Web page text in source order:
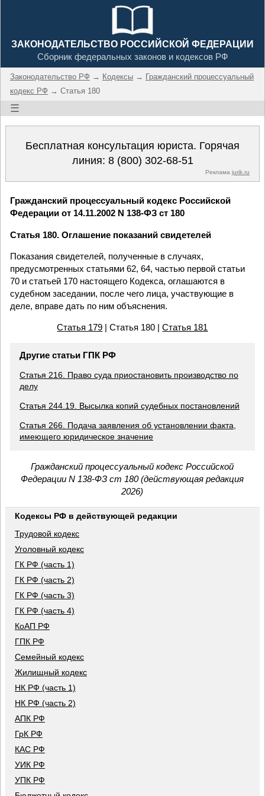
ЗАКОНОДАТЕЛЬСТВО РОССИЙСКОЙ ФЕДЕРАЦИИ
Сборник федеральных законов и кодексов РФ
Законодательство РФ → Кодексы → Гражданский процессуальный
кодекс РФ → Статья 180
☰
Бесплатная консультация юриста. Горячая
линия: 8 (800) 302-68-51
Реклама jurik.ru
Гражданский процессуальный кодекс Российской
Федерации от 14.11.2002 N 138-ФЗ ст 180
Статья 180. Оглашение показаний свидетелей
Показания свидетелей, полученные в случаях,
предусмотренных статьями 62, 64, частью первой статьи
70 и статьей 170 настоящего Кодекса, оглашаются в
судебном заседании, после чего лица, участвующие в
деле, вправе дать по ним объяснения.
Статья 179 | Статья 180 |Статья 181
Другие статьи ГПК РФ
Статья 216. Право суда приостановить производство по
делу
Статья 244.19. Высылка копий судебных постановлений
Статья 266. Подача заявления об установлении факта,
имеющего юридическое значение
Гражданский процессуальный кодекс Российской
Федерации N 138-ФЗ ст 180 (действующая редакция
2026)
Кодексы РФ в действующей редакции
Трудовой кодекс
Уголовный кодекс
ГК РФ (часть 1)
ГК РФ (часть 2)
ГК РФ (часть 3)
ГК РФ (часть 4)
КоАП РФ
ГПК РФ
Семейный кодекс
Жилищный кодекс
НК РФ (часть 1)
НК РФ (часть 2)
АПК РФ
ГрК РФ
КАС РФ
УИК РФ
УПК РФ